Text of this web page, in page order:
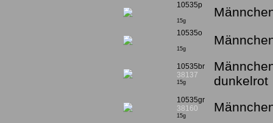
10535p
15g
10535o
15g
10535br
38137
15g
dunkelrot
10535gr
38160
15g